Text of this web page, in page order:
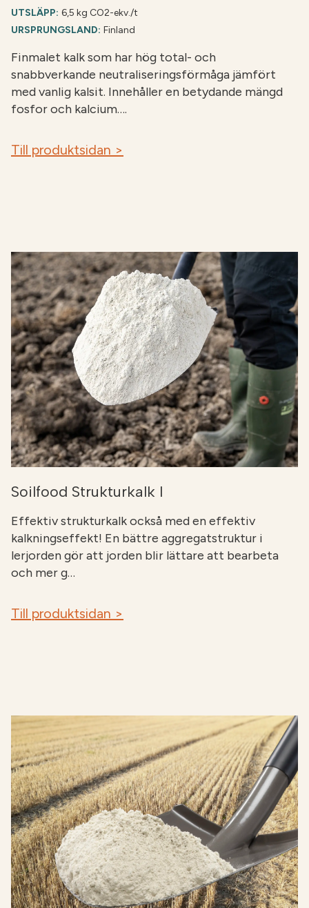
UTSLÄPP: 6,5 kg CO2-ekv./t
URSPRUNGSLAND: Finland
Finmalet kalk som har hög total- och
snabbverkande neutraliseringsförmåga jämfört
med vanlig kalsit. Innehåller en betydande mängd
fosfor och kalcium….
Till produktsidan >
Soilfood Strukturkalk I
Effektiv strukturkalk också med en effektiv
kalkningseffekt! En bättre aggregatstruktur i
lerjorden gör att jorden blir lättare att bearbeta
och mer g…
Till produktsidan >